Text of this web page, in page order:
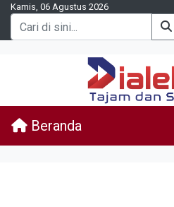
Kamis, 06 Agustus 2026
Beranda